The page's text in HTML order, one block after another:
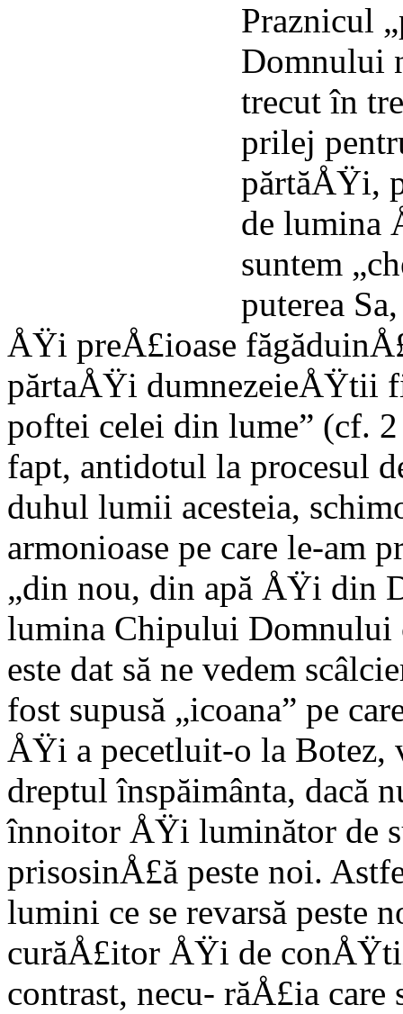
Praznicul
Domnului
trecut în
prilej
părtăÅŸi,
de lumina
suntem
pute­rea
ÅŸi pre­Å£ioase
părtaÅŸi dumnezeieÅŸtii
poftei celei din lume” (cf.
fapt, antidotul la procesul
duhul lumii acesteia,
armonioase pe care le-am
„din nou, din apă ÅŸi din
lumina Chipului Domnului
este dat să ne vedem
fost su­pusă „icoana” pe
ÅŸi a pecetluit-o la Botez,
dreptul înspăimânta, dacă
înnoitor ÅŸi luminător de
prisosinÅ£ă peste noi.
lumini ce se revarsă peste
curăÅ£itor ÅŸi de
contrast, necu- răÅ£ia care